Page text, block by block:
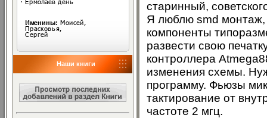
Наши книги
старинный,
Я люблю smd монтаж,
компоненты
развести свою
контроллера
изменения схемы.
программу. Фьюзы
тактирование от
частоте 2 мгц.